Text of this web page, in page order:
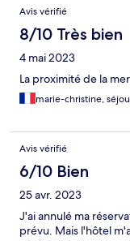
Avis vérifié
8/10 Très bien
4 mai 2023
La proximité de la
marie-christine,
Avis vérifié
6/10 Bien
25 avr. 2023
J'ai annulé ma
prévu. Mais l'hôtel